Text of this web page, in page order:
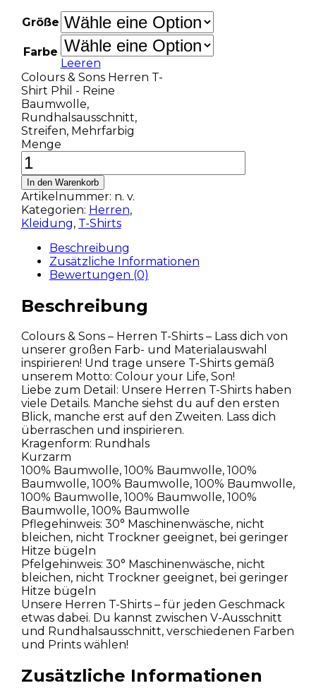
Größe
Farbe
Leeren
Colours & Sons Herren T-
Shirt Phil - Reine
Baumwolle,
Rundhalsausschnitt,
Streifen, Mehrfarbig
Menge
In den Warenkorb
Artikelnummer: n. v.
Kategorien: Herren,
Kleidung, T-Shirts
Beschreibung
Zusätzliche Informationen
Bewertungen (0)
Beschreibung
Colours & Sons – Herren T-Shirts – Lass dich von
unserer großen Farb- und Materialauswahl
inspirieren! Und trage unsere T-Shirts gemäß
unserem Motto: Colour your Life, Son!
Liebe zum Detail: Unsere Herren T-Shirts haben
viele Details. Manche siehst du auf den ersten
Blick, manche erst auf den Zweiten. Lass dich
überraschen und inspirieren.
Kragenform: Rundhals
Kurzarm
100% Baumwolle, 100% Baumwolle, 100%
Baumwolle, 100% Baumwolle, 100% Baumwolle,
100% Baumwolle, 100% Baumwolle, 100%
Baumwolle, 100% Baumwolle
Pflegehinweis: 30° Maschinenwäsche, nicht
bleichen, nicht Trockner geeignet, bei geringer
Hitze bügeln
Pfelgehinweis: 30° Maschinenwäsche, nicht
bleichen, nicht Trockner geeignet, bei geringer
Hitze bügeln
Unsere Herren T-Shirts – für jeden Geschmack
etwas dabei. Du kannst zwischen V-Ausschnitt
und Rundhalsausschnitt, verschiedenen Farben
und Prints wählen!
Zusätzliche Informationen